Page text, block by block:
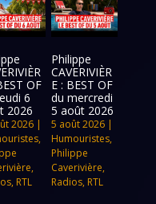
OF
6
2026
2026|
,
,
, RTL
Philippe
CAVERIVIÈR
E : BEST OF
du mercredi
5 août 2026
5 août 2026 |
Humouristes,
Philippe
Caverivière,
Radios, RTL